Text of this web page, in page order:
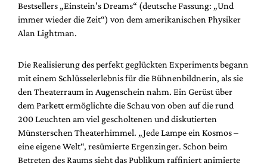
Bestsellers „Einstein’s Dreams“ (deutsche Fassung: „Und
immer wieder die Zeit“) von dem amerikanischen Physiker
Alan Lightman.
Die Realisierung des perfekt geglückten Experiments begann
mit einem Schlüsselerlebnis für die Bühnenbildnerin, als sie
den Theaterraum in Augenschein nahm. Ein Gerüst über
dem Parkett ermöglichte die Schau von oben auf die rund
200 Leuchten am viel gescholtenen und diskutierten
Münsterschen Theaterhimmel. „Jede Lampe ein Kosmos –
eine eigene Welt“, resümierte Ergenzinger. Schon beim
Betreten des Raums sieht das Publikum raffiniert animierte